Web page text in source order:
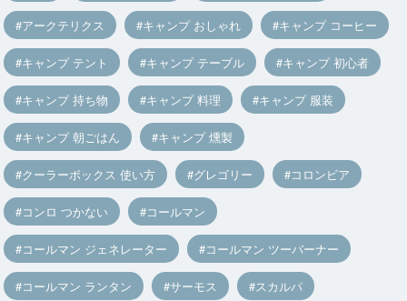
アークテリクス キャンプ おしゃれ キャンプ コーヒー
キャンプ テント キャンプ テーブル キャンプ 初心者
キャンプ 持ち物 キャンプ 料理 キャンプ 服装
キャンプ 朝ごはん キャンプ 燻製
クーラーボックス 使い方 グレゴリー コロンビア
コンロ つかない コールマン
コールマン ジェネレーター コールマン ツーバーナー
コールマン ランタン サーモス スカルパ